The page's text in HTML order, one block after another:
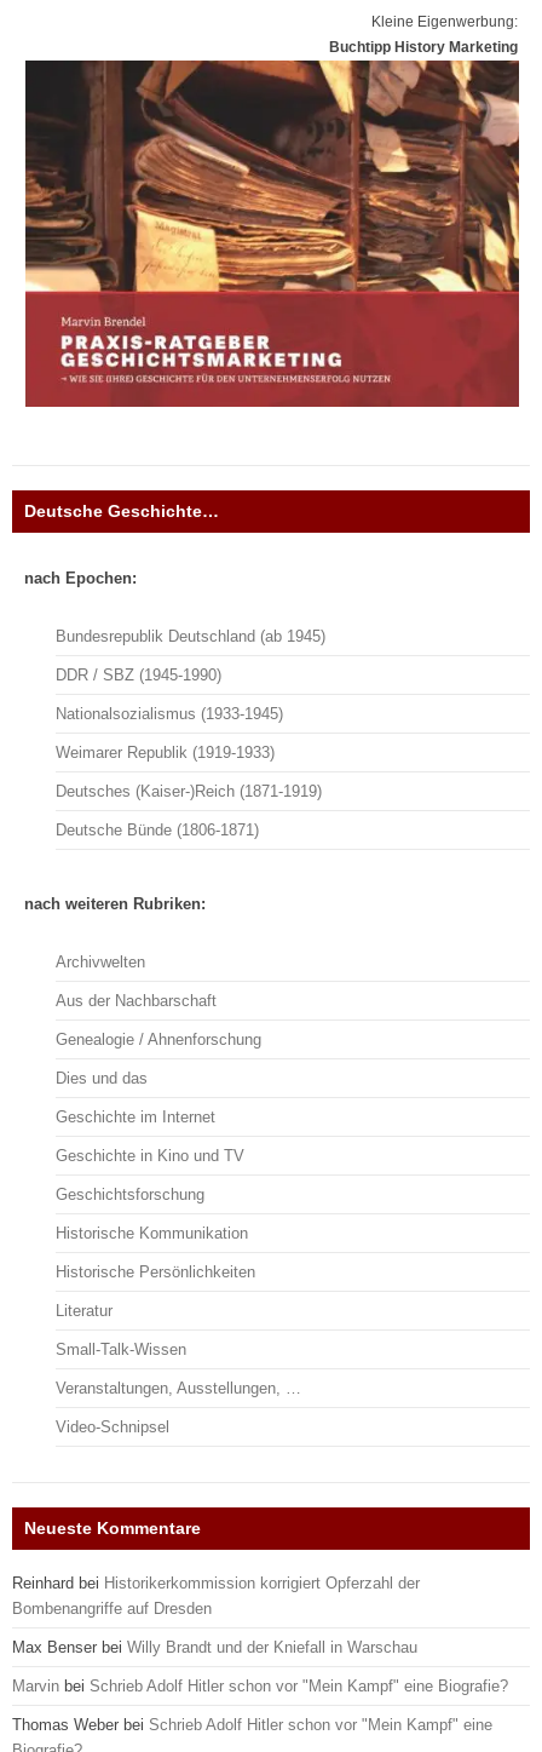
Kleine Eigenwerbung:
Buchtipp History Marketing
Deutsche Geschichte…
nach Epochen:
Bundesrepublik Deutschland (ab 1945)
DDR / SBZ (1945-1990)
Nationalsozialismus (1933-1945)
Weimarer Republik (1919-1933)
Deutsches (Kaiser-)Reich (1871-1919)
Deutsche Bünde (1806-1871)
nach weiteren Rubriken:
Archivwelten
Aus der Nachbarschaft
Genealogie / Ahnenforschung
Dies und das
Geschichte im Internet
Geschichte in Kino und TV
Geschichtsforschung
Historische Kommunikation
Historische Persönlichkeiten
Literatur
Small-Talk-Wissen
Veranstaltungen, Ausstellungen, …
Video-Schnipsel
Neueste Kommentare
Reinhard bei Historikerkommission korrigiert Opferzahl der
Bombenangriffe auf Dresden
Max Benser bei Willy Brandt und der Kniefall in Warschau
Marvin bei Schrieb Adolf Hitler schon vor "Mein Kampf" eine Biografie?
Thomas Weber bei Schrieb Adolf Hitler schon vor "Mein Kampf" eine